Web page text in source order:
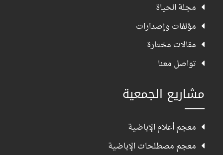
مجلة الحياة
مؤلفات وإصدارات
مقالات مختارة
تواصل معنا
مشاريع الجمعية
معجم أعلام الإباضية
معجم مصطلحات الإباضية